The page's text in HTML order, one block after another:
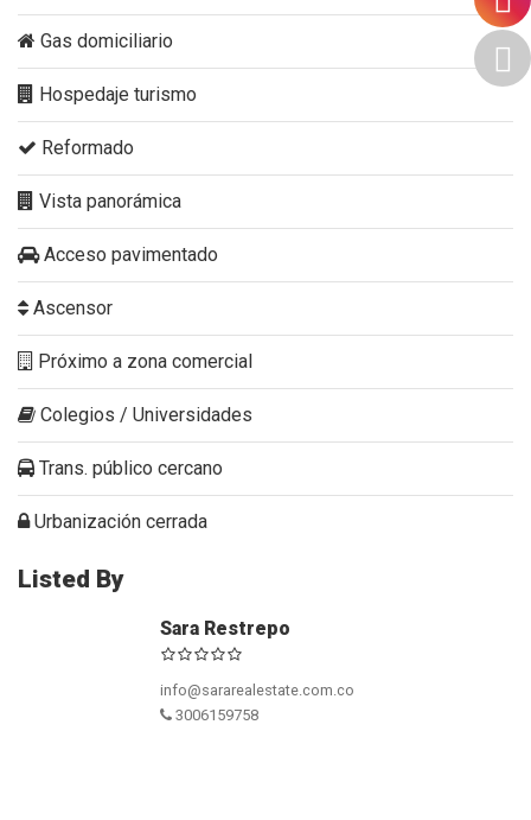
Gas domiciliario
Hospedaje turismo
Reformado
Vista panorámica
Acceso pavimentado
Ascensor
Próximo a zona comercial
Colegios / Universidades
Trans. público cercano
Urbanización cerrada
Listed By
Sara Restrepo
info@sararealestate.com.co
3006159758